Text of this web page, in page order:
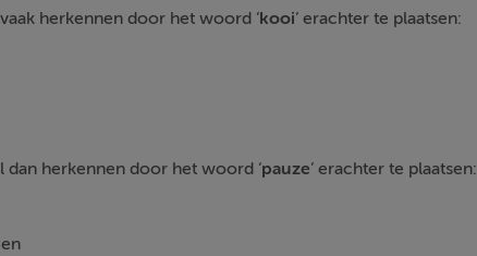
herkennen door het woord ‘kooi’ erachter te plaatsen:
herkennen door het woord ‘pauze’ erachter te plaatsen: